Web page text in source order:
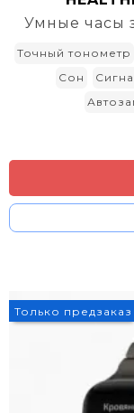
Умные часы
Точный тонометр
Сон
Только предзаказ